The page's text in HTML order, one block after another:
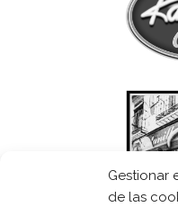
Gestionar
de las